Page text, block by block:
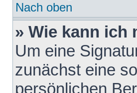
Nach oben
» Wie kann ich
Um eine
zunächst eine
persönlichen